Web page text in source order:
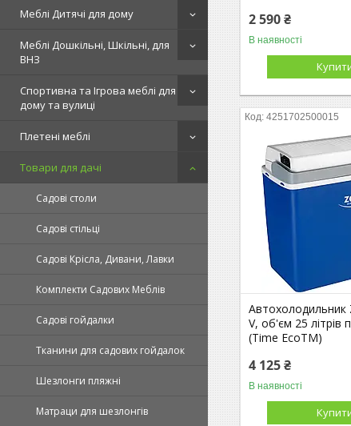
Меблі Дитячі для дому
Меблі Дошкільні, Шкільні, для
ВНЗ
Спортивна та Ігрова меблі для
дому та вулиці
Плетені меблі
Товари для дачі
Садові столи
Садові стільці
Садові Крісла, Дивани, Лавки
Комплекти Садових Меблів
Садові гойдалки
Тканини для садових гойдалок
Шезлонги пляжні
Матраци для шезлонгів
2 590 ₴
В наявності
4251702500015
Автохолодильник
V, об'єм 25 літрів
(Time EcoTM)
4 125 ₴
В наявності